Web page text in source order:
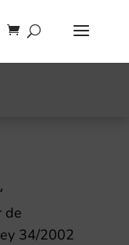
de
34/2002